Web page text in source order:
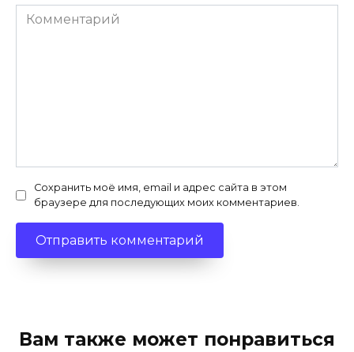
Комментарий
Сохранить моё имя, email и адрес сайта в этом
браузере для последующих моих комментариев.
Вам также может понравиться